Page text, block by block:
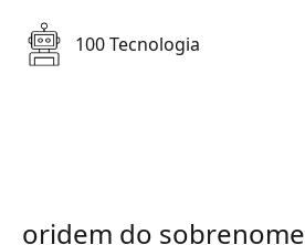
100 Tecnologia
oridem do sobrenome